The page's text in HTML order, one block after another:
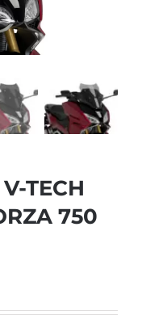
TECH
750